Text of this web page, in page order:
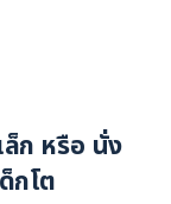
ก หรือ นั่ง
กโต